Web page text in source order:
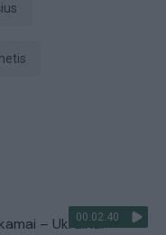
00:02:40
– Ukrainai